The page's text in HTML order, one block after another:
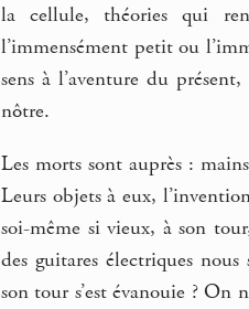
la cellule, théories qui
l’immensément petit ou
sens à l’aventure du
nôtre.
Les morts sont auprès :
Leurs objets à eux,
soi-même si vieux, à son
des guitares électriques
son tour s’est évanouie ? On